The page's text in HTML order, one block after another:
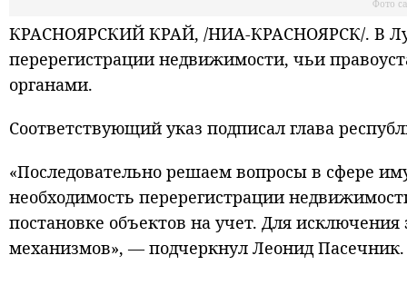
Фото
КРАСНОЯРСКИЙ КРАЙ, /НИА-КРАСНОЯРСК/. В
перерегистрации недвижимости, чьи
органами.
Соответствующий указ подписал глава
«Последовательно решаем вопросы в сфере
необходимость перерегистрации
постановке объектов на учет. Для
механизмов», — подчеркнул Леонид Пасечник.